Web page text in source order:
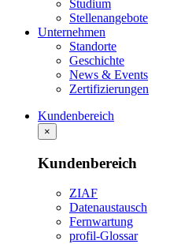
Studium
Stellenangebote
Unternehmen
Standorte
Geschichte
News & Events
Zertifizierungen
Kundenbereich
×
Kundenbereich
ZIAF
Datenaustausch
Fernwartung
profil-Glossar